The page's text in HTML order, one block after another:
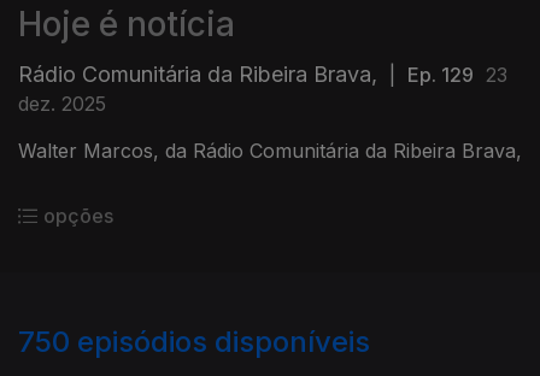
Hoje é notícia
Rádio Comunitária da Ribeira Brava, Ep. 129 23
dez. 2025
Walter Marcos, da Rádio Comunitária da Ribeira Brava,
opções
750 episódios disponíveis